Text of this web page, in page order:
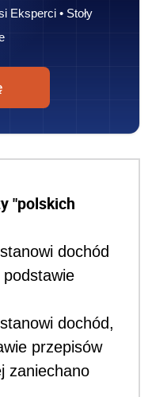
Eksperci • Stoły
"polskich
dochód
dochód,
przepisów
zaniechano